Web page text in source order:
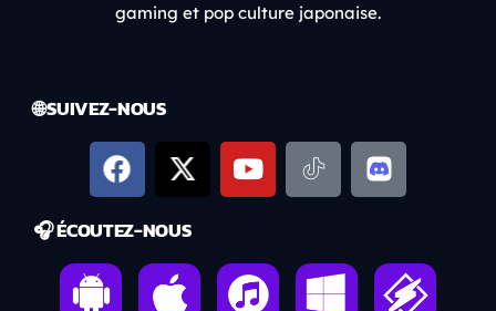
gaming et pop culture japonaise.
🌐 SUIVEZ-NOUS
🎧 ÉCOUTEZ-NOUS